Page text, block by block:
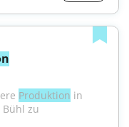
Produktion in
zu